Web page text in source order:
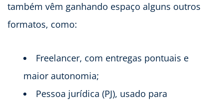
também vêm ganhando espaço alguns outros
formatos, como:
Freelancer, com entregas pontuais e
maior autonomia;
Pessoa jurídica (PJ), usado para